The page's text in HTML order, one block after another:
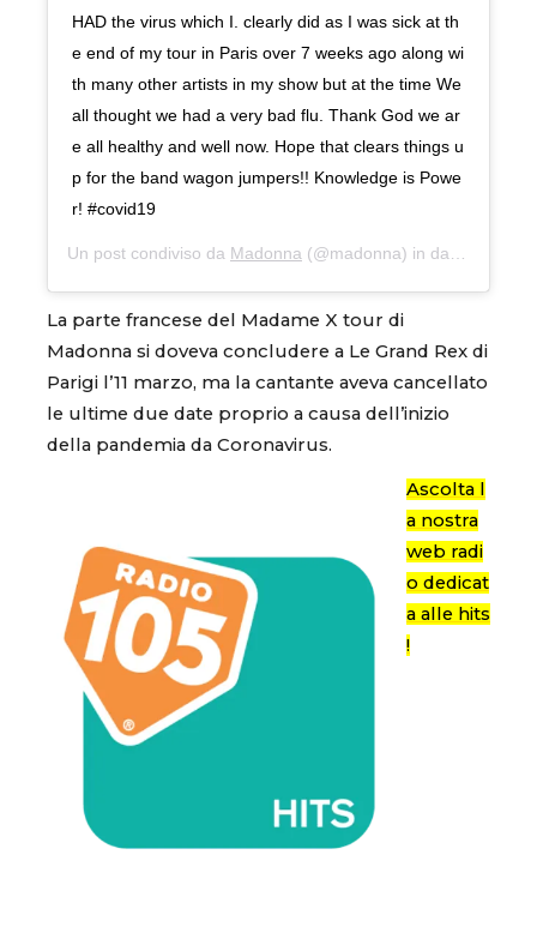
HAD the virus which I. clearly did as I was sick at th
e end of my tour in Paris over 7 weeks ago along wi
th many other artists in my show but at the time We
all thought we had a very bad flu. Thank God we ar
e all healthy and well now. Hope that clears things u
p for the band wagon jumpers!! Knowledge is Powe
r! #covid19
Un post condiviso da Madonna (@madonna) in data:
La parte francese del Madame X tour di
Madonna si doveva concludere a Le Grand Rex di
Parigi l’11 marzo, ma la cantante aveva cancellato
le ultime due date proprio a causa dell’inizio
della pandemia da Coronavirus.
Ascolta l
a nostra
web radi
o dedicat
a alle hits
!